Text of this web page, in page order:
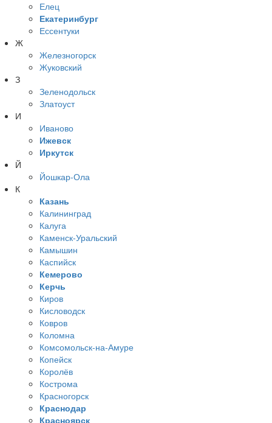
Елец
Екатеринбург
Ессентуки
Ж
Железногорск
Жуковский
З
Зеленодольск
Златоуст
И
Иваново
Ижевск
Иркутск
Й
Йошкар-Ола
К
Казань
Калининград
Калуга
Каменск-Уральский
Камышин
Каспийск
Кемерово
Керчь
Киров
Кисловодск
Ковров
Коломна
Комсомольск-на-Амуре
Копейск
Королёв
Кострома
Красногорск
Краснодар
Красноярск